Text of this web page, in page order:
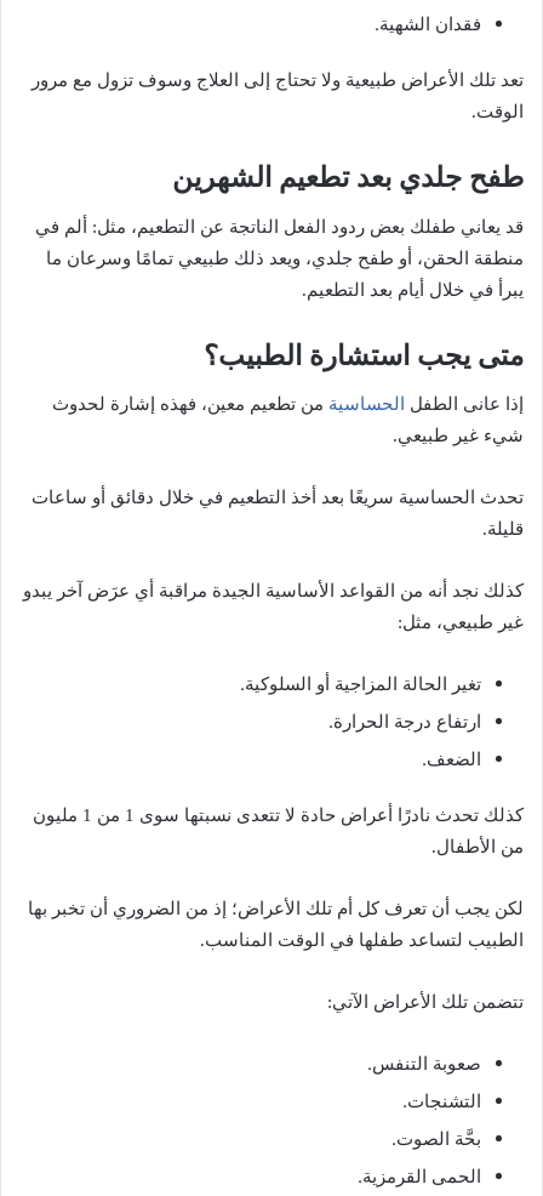
فقدان الشهية.
تعد تلك الأعراض طبيعية ولا تحتاج إلى العلاج وسوف تزول مع مرور
الوقت.
طفح جلدي بعد تطعيم الشهرين
قد يعاني طفلك بعض ردود الفعل الناتجة عن التطعيم، مثل: ألم في
منطقة الحقن، أو طفح جلدي، ويعد ذلك طبيعي تمامًا وسرعان ما
يبرأ في خلال أيام بعد التطعيم.
متى يجب استشارة الطبيب؟
إذا عانى الطفل الحساسية من تطعيم معين، فهذه إشارة لحدوث
شيء غير طبيعي.
تحدث الحساسية سريعًا بعد أخذ التطعيم في خلال دقائق أو ساعات
قليلة.
كذلك نجد أنه من القواعد الأساسية الجيدة مراقبة أي عرَض آخر يبدو
غير طبيعي، مثل:
تغير الحالة المزاجية أو السلوكية.
ارتفاع درجة الحرارة.
الضعف.
كذلك تحدث نادرًا أعراض حادة لا تتعدى نسبتها سوى 1 من 1 مليون
من الأطفال.
لكن يجب أن تعرف كل أم تلك الأعراض؛ إذ من الضروري أن تخبر بها
الطبيب لتساعد طفلها في الوقت المناسب.
تتضمن تلك الأعراض الآتي:
صعوبة التنفس.
التشنجات.
بحَّة الصوت.
الحمى القرمزية.